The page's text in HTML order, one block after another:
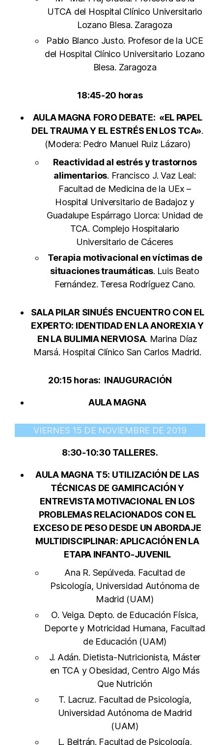
UTCA del Hospital Clínico Universitario
Lozano Blesa. Zaragoza
Pablo Blanco Justo. Profesor de la UCE
del Hospital Clínico Universitario Lozano
Blesa. Zaragoza
18:45-20 horas
AULA MAGNA FORO DEBATE: «EL PAPEL
DEL TRAUMA Y EL ESTRÉS EN LOS TCA».
(Modera: Pedro Manuel Ruiz Lázaro)
Reactividad al estrés y trastornos
alimentarios. Francisco J. Vaz Leal:
Facultad de Medicina de la UEx –
Hospital Universitario de Badajoz y
Guadalupe Espárrago Llorca: Unidad de
TCA. Complejo Hospitalario
Universitario de Cáceres
Terapia motivacional en víctimas de
situaciones traumáticas. Luis Beato
Fernández. Teresa Rodríguez Cano.
SALA PILAR SINUÉS ENCUENTRO CON EL
EXPERTO: IDENTIDAD EN LA ANOREXIA Y
EN LA BULIMIA NERVIOSA. Marina Díaz
Marsá. Hospital Clínico San Carlos Madrid.
20:15 horas: INAUGURACIÓN
AULA MAGNA
VIERNES 15 DE NOVIEMBRE DE 2019
8:30-10:30 TALLERES.
AULA MAGNA T5: UTILIZACIÓN DE LAS
TÉCNICAS DE GAMIFICACIÓN Y
ENTREVISTA MOTIVACIONAL EN LOS
PROBLEMAS RELACIONADOS CON EL
EXCESO DE PESO DESDE UN ABORDAJE
MULTIDISCIPLINAR: APLICACIÓN EN LA
ETAPA INFANTO-JUVENIL
Ana R. Sepúlveda. Facultad de
Psicología, Universidad Autónoma de
Madrid (UAM)
O. Veiga. Depto. de Educación Física,
Deporte y Motricidad Humana, Facultad
de Educación (UAM)
J. Adán. Dietista-Nutricionista, Máster
en TCA y Obesidad, Centro Algo Más
Que Nutrición
T. Lacruz. Facultad de Psicología,
Universidad Autónoma de Madrid
(UAM)
L. Beltrán. Facultad de Psicología,